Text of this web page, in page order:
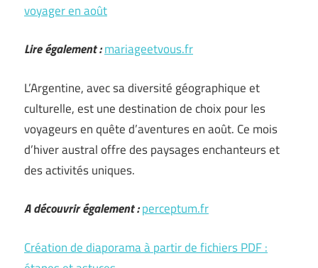
voyager en août
Lire également :mariageetvous.fr
L’Argentine, avec sa diversité géographique et
culturelle, est une destination de choix pour les
voyageurs en quête d’aventures en août. Ce mois
d’hiver austral offre des paysages enchanteurs et
des activités uniques.
A découvrir également :perceptum.fr
Création de diaporama à partir de fichiers PDF :